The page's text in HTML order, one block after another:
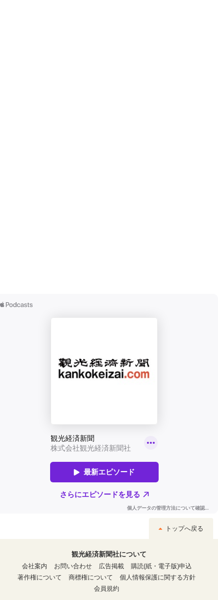
トップへ戻る
観光経済新聞社について
会社案内
お問い合わせ 広告掲載
購読(紙・電子版)申込
著作権について
商標権について
個人情報保護に関する方針
会員規約